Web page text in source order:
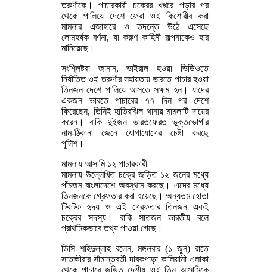
তরুণীকে। পাচারকারী চক্রের খপ্পরে পড়ার পর
থেকে পালিয়ে দেশে ফেরা ওই কিশোরীর করা
মামলার এজাহারে ও তদন্তে উঠে এসেছে
লোমহর্ষক বর্ণনা, যা করুণ কাহিনী কল্পনাকেও হার
মানিয়েছে।
সংশ্লিষ্টরা জানান, ভাইরাল হওয়া ভিডিওতে
নির্যাতিত ওই তরুণীর সহায়তায় ভারতে পাচার হওয়া
তিনজন দেশে পালিয়ে আসতে সক্ষম হন। যাদের
একজন ভারতে পাচারের ৭৭ দিন পর দেশে
ফিরেছেন, তিনিই হাতিরঝিল থানায় মামলাটি দায়ের
করেন। বাকি দুইজন ভারতফেরত ভুক্তভোগীর
নাম-ঠিকানা জেনে যোগাযোগের চেষ্টা করছে
পুলিশ।
মামলায় আসামি ১২ পাচারকারী
মামলায় উল্লেখিত চক্রে জড়িত ১২ জনের মধ্যে
পাঁচজন বাংলাদেশে অবস্থান করছে। এদের মধ্যে
তিনজনকে গ্রেফতার করা হয়েছে। অন্যতম হোতা
টিকটক হৃদয় ও এই গ্রেফতার তিনজন একই
চক্রের সদস্য। বাকি সাতজন ভারতীয় বলে
প্রাথমিকভাবে তথ্য পাওয়া গেছে।
ডিসি শহিদুল্লাহ বলেন, মঙ্গলবার (১ জুন) রাতে
সাতক্ষীরার সীমান্তবর্তী দাবকপাড়া কালিয়ানী এলাকা
থেকে পাচারে জড়িত দেশীয় ওই তিন আসামিকে